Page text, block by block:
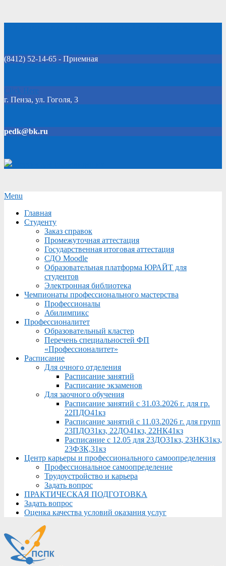
(8412) 52-14-65 - Приемная
Click Here
г. Пенза, ул. Гоголя, 3
pedk@bk.ru
Secondary
Menu
Menu
Главная
Студенту
Заказ справок
Промежуточная аттестация
Государственная итоговая аттестация
СДО Moodle
Образовательная платформа ЮРАЙТ для
студентов
Электронная библиотека
Чемпионаты профессионального мастерства
Профессионалы
Абилимпикс
Профессионалитет
Образовательный кластер
Перечень специальностей ФП
«Профессионалитет»
Расписание
Для очного отделения
Расписание занятий
Расписание экзаменов
Для заочного обучения
Расписание занятий с 31.03.2026 г. для гр.
22ПДО41кз
Расписание занятий с 11.03.2026 г. для групп
23ПДО31кз, 22ДО41кз, 22НК41кз
Расписание с 12.05 для 23ДО31кз, 23НК31кз,
23ФЗК,31кз
Центр карьеры и профессионального самоопределения
Профессиональное самоопределение
Трудоустройство и карьера
Задать вопрос
ПРАКТИЧЕСКАЯ ПОДГОТОВКА
Задать вопрос
Оценка качества условий оказания услуг